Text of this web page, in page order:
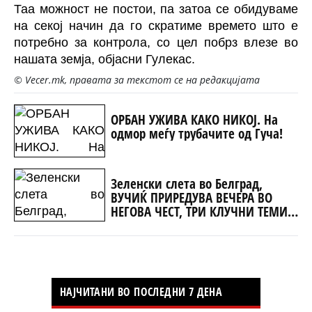
Таа можност не постои, па затоа се обидуваме
на секој начин да го скратиме времето што е
потребно за контрола, со цел побрз влезе во
нашата земја, објасни Гулекас.
© Vecer.mk, правата за текстот се на редакцијата
ОРБАН УЖИВА КАКО НИКОЈ. На
одмор меѓу трубачите од Гуча!
Зеленски слета во Белград,
ВУЧИЌ ПРИРЕДУВА ВЕЧЕРА ВО
НЕГОВА ЧЕСТ, ТРИ КЛУЧНИ ТЕМИ
ЗА РАЗГОВОР (ФОТО+ВИДЕО)
НАЈЧИТАНИ ВО ПОСЛЕДНИ 7 ДЕНА